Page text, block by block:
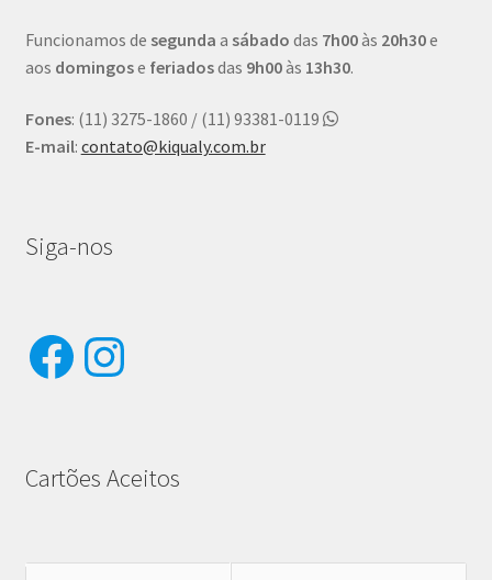
Funcionamos de segunda a sábado das 7h00às 20h30e
aos domingose feriadosdas 9h00às 13h30.
Fones: (11) 3275-1860 / (11) 93381-0119
E-mail: contato@kiqualy.com.br
Siga-nos
Facebook
Instagram
Cartões Aceitos